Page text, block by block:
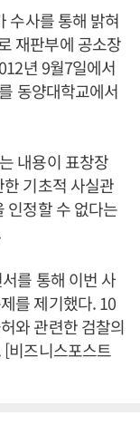
수사를 통해 밝혀
재판부에 공소장
년 9월7일에서
동양대학교에서
내용이 표창장
기초적 사실관
인정할 수 없다는
를 통해 이번 사
를 제기했다. 10
와 관련한 검찰의
비즈니스포스트